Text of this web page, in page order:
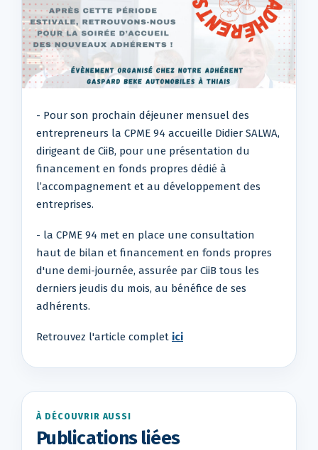
- Pour son prochain déjeuner mensuel des
entrepreneurs la CPME 94 accueille Didier SALWA,
dirigeant de CiiB, pour une présentation du
financement en fonds propres dédié à
l’accompagnement et au développement des
entreprises.
- la CPME 94 met en place une consultation
haut de bilan et financement en fonds propres
d'une demi-journée, assurée par CiiB tous les
derniers jeudis du mois, au bénéfice de ses
adhérents.
Retrouvez l'article complet ici
À DÉCOUVRIR AUSSI
Publications liées